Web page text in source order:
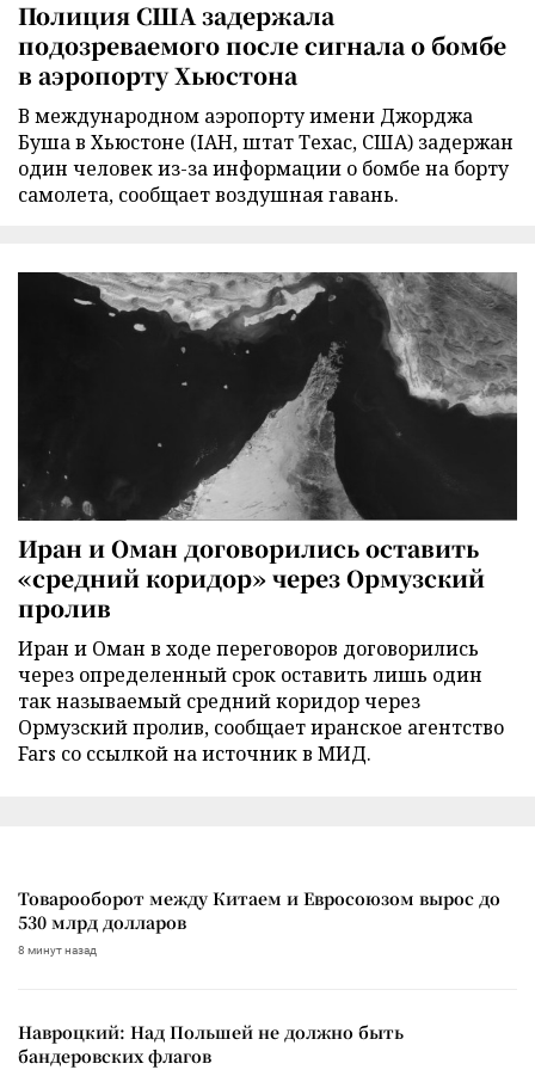
Полиция США задержала
подозреваемого после сигнала о бомбе
в аэропорту Хьюстона
В международном аэропорту имени Джорджа
Буша в Хьюстоне (IAH, штат Техас, США) задержан
один человек из-за информации о бомбе на борту
самолета, сообщает воздушная гавань.
Иран и Оман договорились оставить
«средний коридор» через Ормузский
пролив
Иран и Оман в ходе переговоров договорились
через определенный срок оставить лишь один
так называемый средний коридор через
Ормузский пролив, сообщает иранское агентство
Fars со ссылкой на источник в МИД.
Товарооборот между Китаем и Евросоюзом вырос до
530 млрд долларов
8 минут назад
Навроцкий: Над Польшей не должно быть
бандеровских флагов